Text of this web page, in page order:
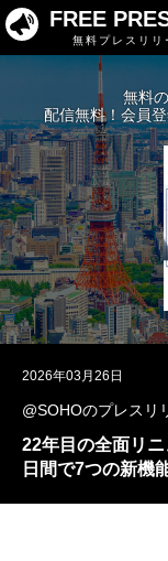
FREE
無料プレスリリ
無料
配信無料！会員
2026年03月26日
@SOHOのプレスリ
22年目の全面リ
日間で7つの新機